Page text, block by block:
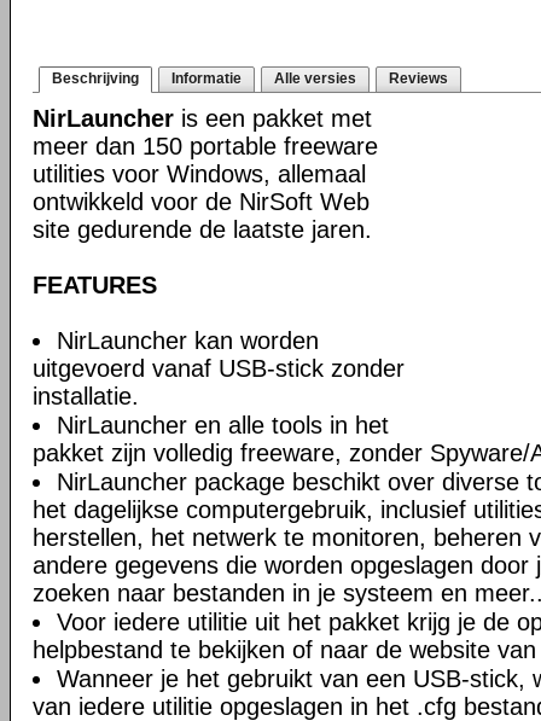
Beschrijving Informatie Alle versies Reviews
NirLauncher is een pakket met
meer dan 150 portable freeware
utilities voor Windows, allemaal
ontwikkeld voor de NirSoft Web
site gedurende de laatste jaren.
FEATURES
NirLauncher kan worden
uitgevoerd vanaf USB-stick zonder
installatie.
NirLauncher en alle tools in het
pakket zijn volledig freeware, zonder Spyware/
NirLauncher package beschikt over diverse
het dagelijkse computergebruik, inclusief
herstellen, het netwerk te monitoren, beheren
andere gegevens die worden opgeslagen door
zoeken naar bestanden in je systeem en
Voor iedere utilitie uit het pakket krijg je de
helpbestand te bekijken of naar de website
Wanneer je het gebruikt van een USB-stick,
van iedere utilitie opgeslagen in het .cfg